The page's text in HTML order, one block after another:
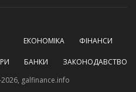
ЕКОНОМІКА ФІНАНСИ
БАНКИ
ЗАКОНОДАВСТВО
galfinance.info